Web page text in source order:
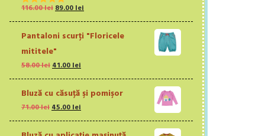
Evaluat la
116.00leiPrețul
inițial
a
fost:
116.00 lei.
89.00leiPrețul
curent
este:
89.00 lei.
Pantaloni scurţi "Floricele
mititele"
58.00leiPrețul
inițial
a
fost:
58.00 lei.
41.00leiPrețul
curent
este:
41.00 lei.
Bluză cu căsuţă şi pomişor
71.00leiPrețul
inițial
a
45.00leiPrețul
curent
este: